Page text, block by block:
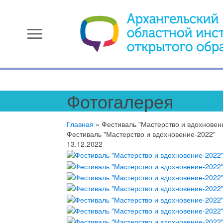
menu
Фотогалерея
Главная »Фестиваль "Мастерство и
Фестиваль "Мастерство и вдохновение-2022"
13.12.2022